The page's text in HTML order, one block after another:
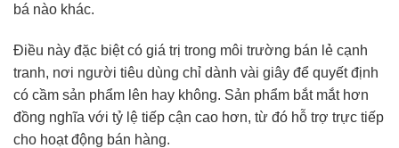
bá nào khác.
Điều này đặc biệt có giá trị trong môi trường bán lẻ cạnh
tranh, nơi người tiêu dùng chỉ dành vài giây để quyết định
có cầm sản phẩm lên hay không. Sản phẩm bắt mắt hơn
đồng nghĩa với tỷ lệ tiếp cận cao hơn, từ đó hỗ trợ trực tiếp
cho hoạt động bán hàng.